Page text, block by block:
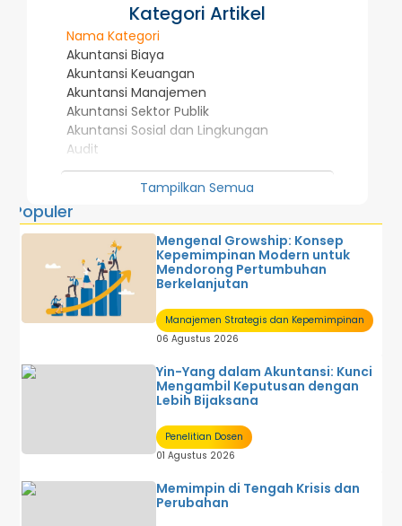
Kategori Artikel
Nama Kategori
Akuntansi Biaya
Akuntansi Keuangan
Akuntansi Manajemen
Akuntansi Sektor Publik
Akuntansi Sosial dan Lingkungan
Audit
Investasi dan Pasar Modal
Manajemen Strategis dan Kepemimpinan
Penelitian Dosen
Perpajakan
Sistem Informasi Akuntansi
Sistem Informasi Manajemen
Sistem Pengendalian Manajemen
Tentang Akuntansi
U M U M
Tampilkan Semua
Populer
Mengenal Growship: Konsep
Kepemimpinan Modern untuk
Mendorong Pertumbuhan
Berkelanjutan
Manajemen Strategis dan Kepemimpinan
06 Agustus 2026
Yin-Yang dalam Akuntansi: Kunci
Mengambil Keputusan dengan
Lebih Bijaksana
Penelitian Dosen
01 Agustus 2026
Memimpin di Tengah Krisis dan
Perubahan